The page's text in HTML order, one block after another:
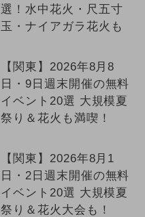
選！水中花火・尺五寸
玉・ナイアガラ花火も
【関東】2026年8月8
日・9日週末開催の無料
イベント20選 大規模夏
祭り＆花火も満喫！
【関東】2026年8月1
日・2日週末開催の無料
イベント20選 大規模夏
祭り＆花火大会も！